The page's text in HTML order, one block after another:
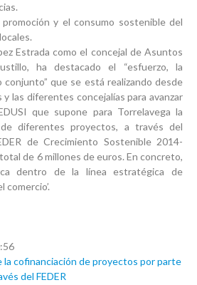
y el consumo sostenible del
Estrada como el concejal de Asuntos
ha destacado el “esfuerzo, la
conjunto” que se está realizando desde
las diferentes concejalías para avanzar
que supone para Torrelavega la
diferentes proyectos, a través del
de Crecimiento Sostenible 2014-
de 6 millones de euros. En concreto,
dentro de la línea estratégica de
comercio’.
cofinanciación de proyectos por parte
del FEDER